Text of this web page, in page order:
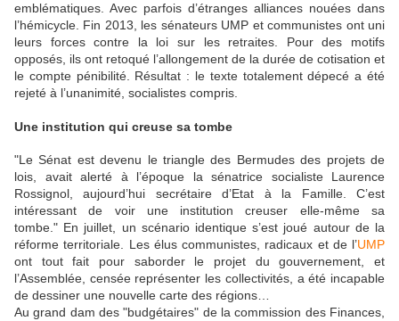
emblématiques. Avec parfois d’étranges alliances nouées dans
l’hémicycle. Fin 2013, les sénateurs UMP et communistes ont uni
leurs forces contre la loi sur les retraites. Pour des motifs
opposés, ils ont retoqué l’allongement de la durée de cotisation et
le compte pénibilité. Résultat : le texte totalement dépecé a été
rejeté à l’unanimité, socialistes compris.
Une institution qui creuse sa tombe
"Le Sénat est devenu le triangle des Bermudes des projets de
lois, avait alerté à l’époque la sénatrice socialiste Laurence
Rossignol, aujourd’hui secrétaire d’Etat à la Famille. C’est
intéressant de voir une institution creuser elle-même sa
tombe." En juillet, un scénario identique s’est joué autour de la
réforme territoriale. Les élus communistes, radicaux et de l’UMP
ont tout fait pour saborder le projet du gouvernement, et
l’Assemblée, censée représenter les collectivités, a été incapable
de dessiner une nouvelle carte des régions…
Au grand dam des "budgétaires" de la commission des Finances,